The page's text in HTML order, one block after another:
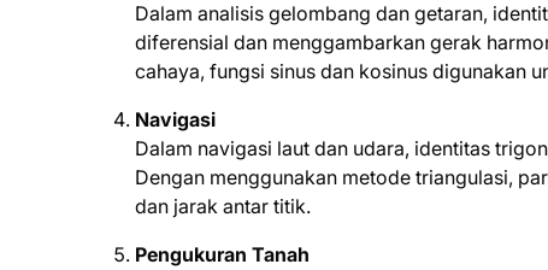
Dalam analisis gelombang dan getaran,
diferensial dan menggambarkan gerak
cahaya, fungsi sinus dan kosinus digunakan
Navigasi
Dalam navigasi laut dan udara, identitas
Dengan menggunakan metode triangulasi,
dan jarak antar titik.
Pengukuran Tanah